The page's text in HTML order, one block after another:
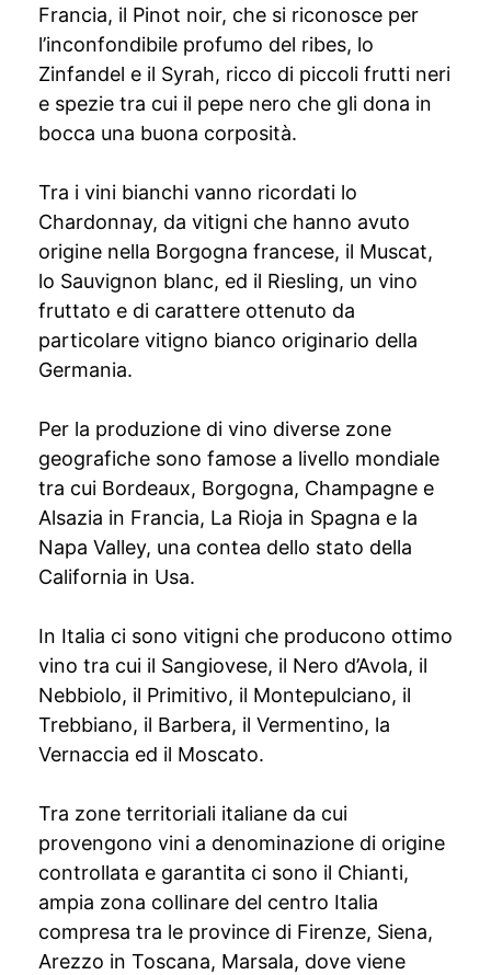
Francia, il Pinot noir, che si riconosce per
l’inconfondibile profumo del ribes, lo
Zinfandel e il Syrah, ricco di piccoli frutti neri
e spezie tra cui il pepe nero che gli dona in
bocca una buona corposità.
Tra i vini bianchi vanno ricordati lo
Chardonnay, da vitigni che hanno avuto
origine nella Borgogna francese, il Muscat,
lo Sauvignon blanc, ed il Riesling, un vino
fruttato e di carattere ottenuto da
particolare vitigno bianco originario della
Germania.
Per la produzione di vino diverse zone
geografiche sono famose a livello mondiale
tra cui Bordeaux, Borgogna, Champagne e
Alsazia in Francia, La Rioja in Spagna e la
Napa Valley, una contea dello stato della
California in Usa.
In Italia ci sono vitigni che producono ottimo
vino tra cui il Sangiovese, il Nero d’Avola, il
Nebbiolo, il Primitivo, il Montepulciano, il
Trebbiano, il Barbera, il Vermentino, la
Vernaccia ed il Moscato.
Tra zone territoriali italiane da cui
provengono vini a denominazione di origine
controllata e garantita ci sono il Chianti,
ampia zona collinare del centro Italia
compresa tra le province di Firenze, Siena,
Arezzo in Toscana, Marsala, dove viene